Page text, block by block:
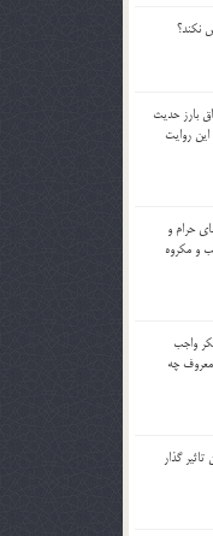
نكند؟
بارز حديث
روايت
حرام و
و مكروه
واجب
چه
گذار